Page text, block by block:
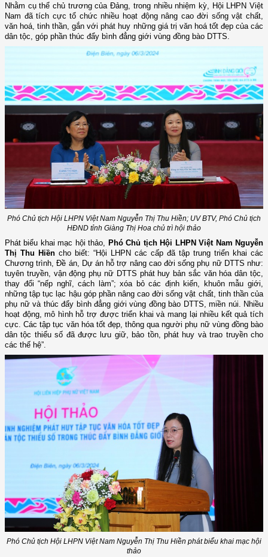
Nhằm cụ thể chủ trương của Đảng, trong nhiều nhiệm kỳ, Hội LHPN Việt
Nam đã tích cực tổ chức nhiều hoạt động nâng cao đời sống vật chất,
văn hoá, tinh thần, gắn với phát huy những giá trị văn hoá tốt đẹp của các
dân tộc, góp phần thúc đẩy bình đẳng giới vùng đồng bào DTTS.
Phó Chủ tịch Hội LHPN Việt Nam Nguyễn Thị Thu Hiền; UV BTV, Phó Chủ tịch
HĐND tỉnh Giàng Thị Hoa chủ trì hội thảo
Phát biểu khai mạc hội thảo, Phó Chủ tịch Hội LHPN Việt Nam Nguyễn
Thị Thu Hiền cho biết: “Hội LHPN các cấp đã tập trung triển khai các
Chương trình, Đề án, Dự án hỗ trợ nâng cao đời sống phụ nữ DTTS như:
tuyên truyền, vận động phụ nữ DTTS phát huy bản sắc văn hóa dân tộc,
thay đổi “nếp nghĩ, cách làm”; xóa bỏ các định kiến, khuôn mẫu giới,
những tập tục lạc hậu góp phần nâng cao đời sống vật chất, tinh thần của
phụ nữ và thúc đẩy bình đẳng giới vùng đồng bào DTTS, miền núi. Nhiều
hoạt động, mô hình hỗ trợ được triển khai và mang lại nhiều kết quả tích
cực. Các tập tục văn hóa tốt đẹp, thông qua người phụ nữ vùng đồng bào
dân tộc thiểu số đã được lưu giữ, bảo tồn, phát huy và trao truyền cho
các thế hệ”.
Phó Chủ tịch Hội LHPN Việt Nam Nguyễn Thị Thu Hiền phát biểu khai mạc hội
thảo